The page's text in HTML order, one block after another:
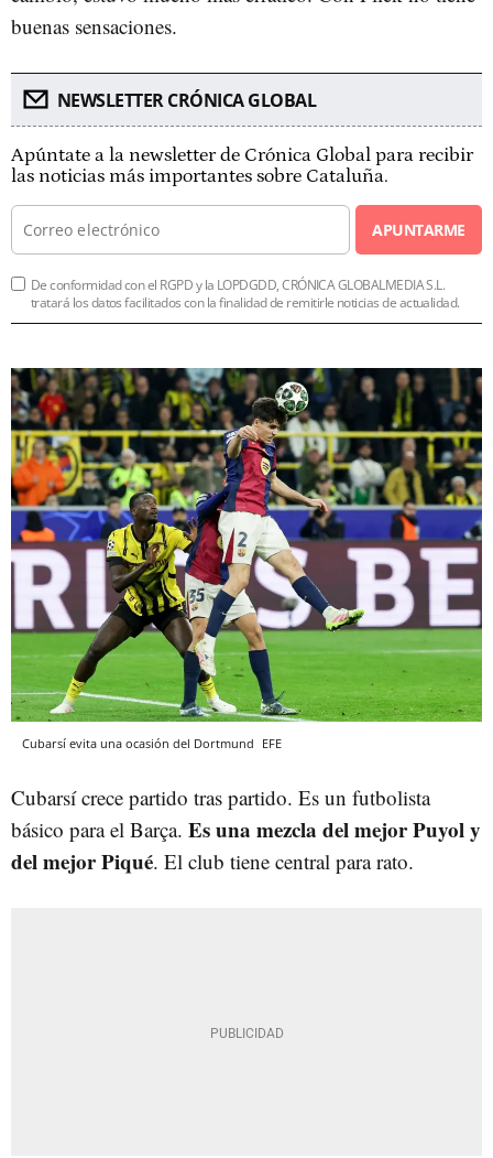
buenas sensaciones.
NEWSLETTER CRÓNICA GLOBAL
Apúntate a la newsletter de Crónica Global para recibir
las noticias más importantes sobre Cataluña.
APUNTARME
De conformidad con el RGPD y la LOPDGDD, CRÓNICA GLOBALMEDIA S.L.
tratará los datos facilitados con la finalidad de remitirle noticias de actualidad.
Cubarsí evita una ocasión del Dortmund EFE
Cubarsí crece partido tras partido. Es un futbolista
básico para el Barça. Es una mezcla del mejor Puyol y
del mejor Piqué. El club tiene central para rato.